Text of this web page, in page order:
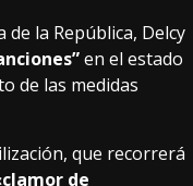
la República, Delcy
en el estado
de las medidas
que recorrerá
de